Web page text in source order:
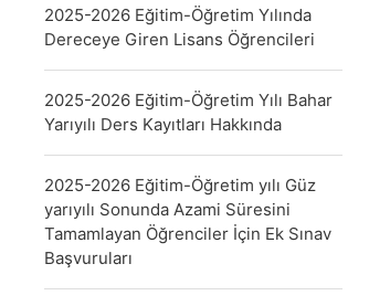
2025-2026 Eğitim-Öğretim Yılında
Dereceye Giren Lisans Öğrencileri
2025-2026 Eğitim-Öğretim Yılı Bahar
Yarıyılı Ders Kayıtları Hakkında
2025-2026 Eğitim-Öğretim yılı Güz
yarıyılı Sonunda Azami Süresini
Tamamlayan Öğrenciler İçin Ek Sınav
Başvuruları